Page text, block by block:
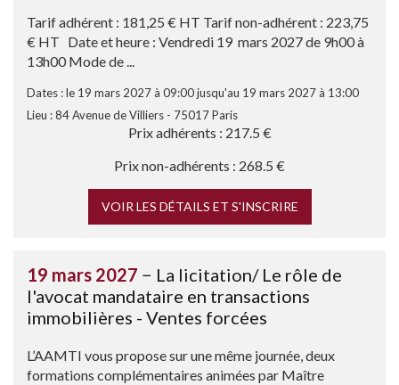
Tarif adhérent : 181,25 € HT Tarif non-adhérent : 223,75
€ HT Date et heure : Vendredi 19 mars 2027 de 9h00 à
13h00 Mode de ...
Dates : le 19 mars 2027 à 09:00 jusqu'au 19 mars 2027 à 13:00
Lieu : 84 Avenue de Villiers - 75017 Paris
Prix adhérents : 217.5 €
Prix non-adhérents : 268.5 €
VOIR LES DÉTAILS ET S'INSCRIRE
19 mars 2027 − La licitation/ Le rôle de
l'avocat mandataire en transactions
immobilières - Ventes forcées
L’AAMTI vous propose sur une même journée, deux
formations complémentaires animées par Maître